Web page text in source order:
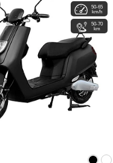
50-65
km/h
50-70
km